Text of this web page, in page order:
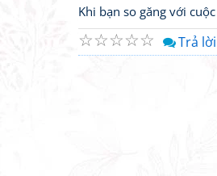
Khi bạn so găng với
☆
☆
☆
☆
☆ Trả lời